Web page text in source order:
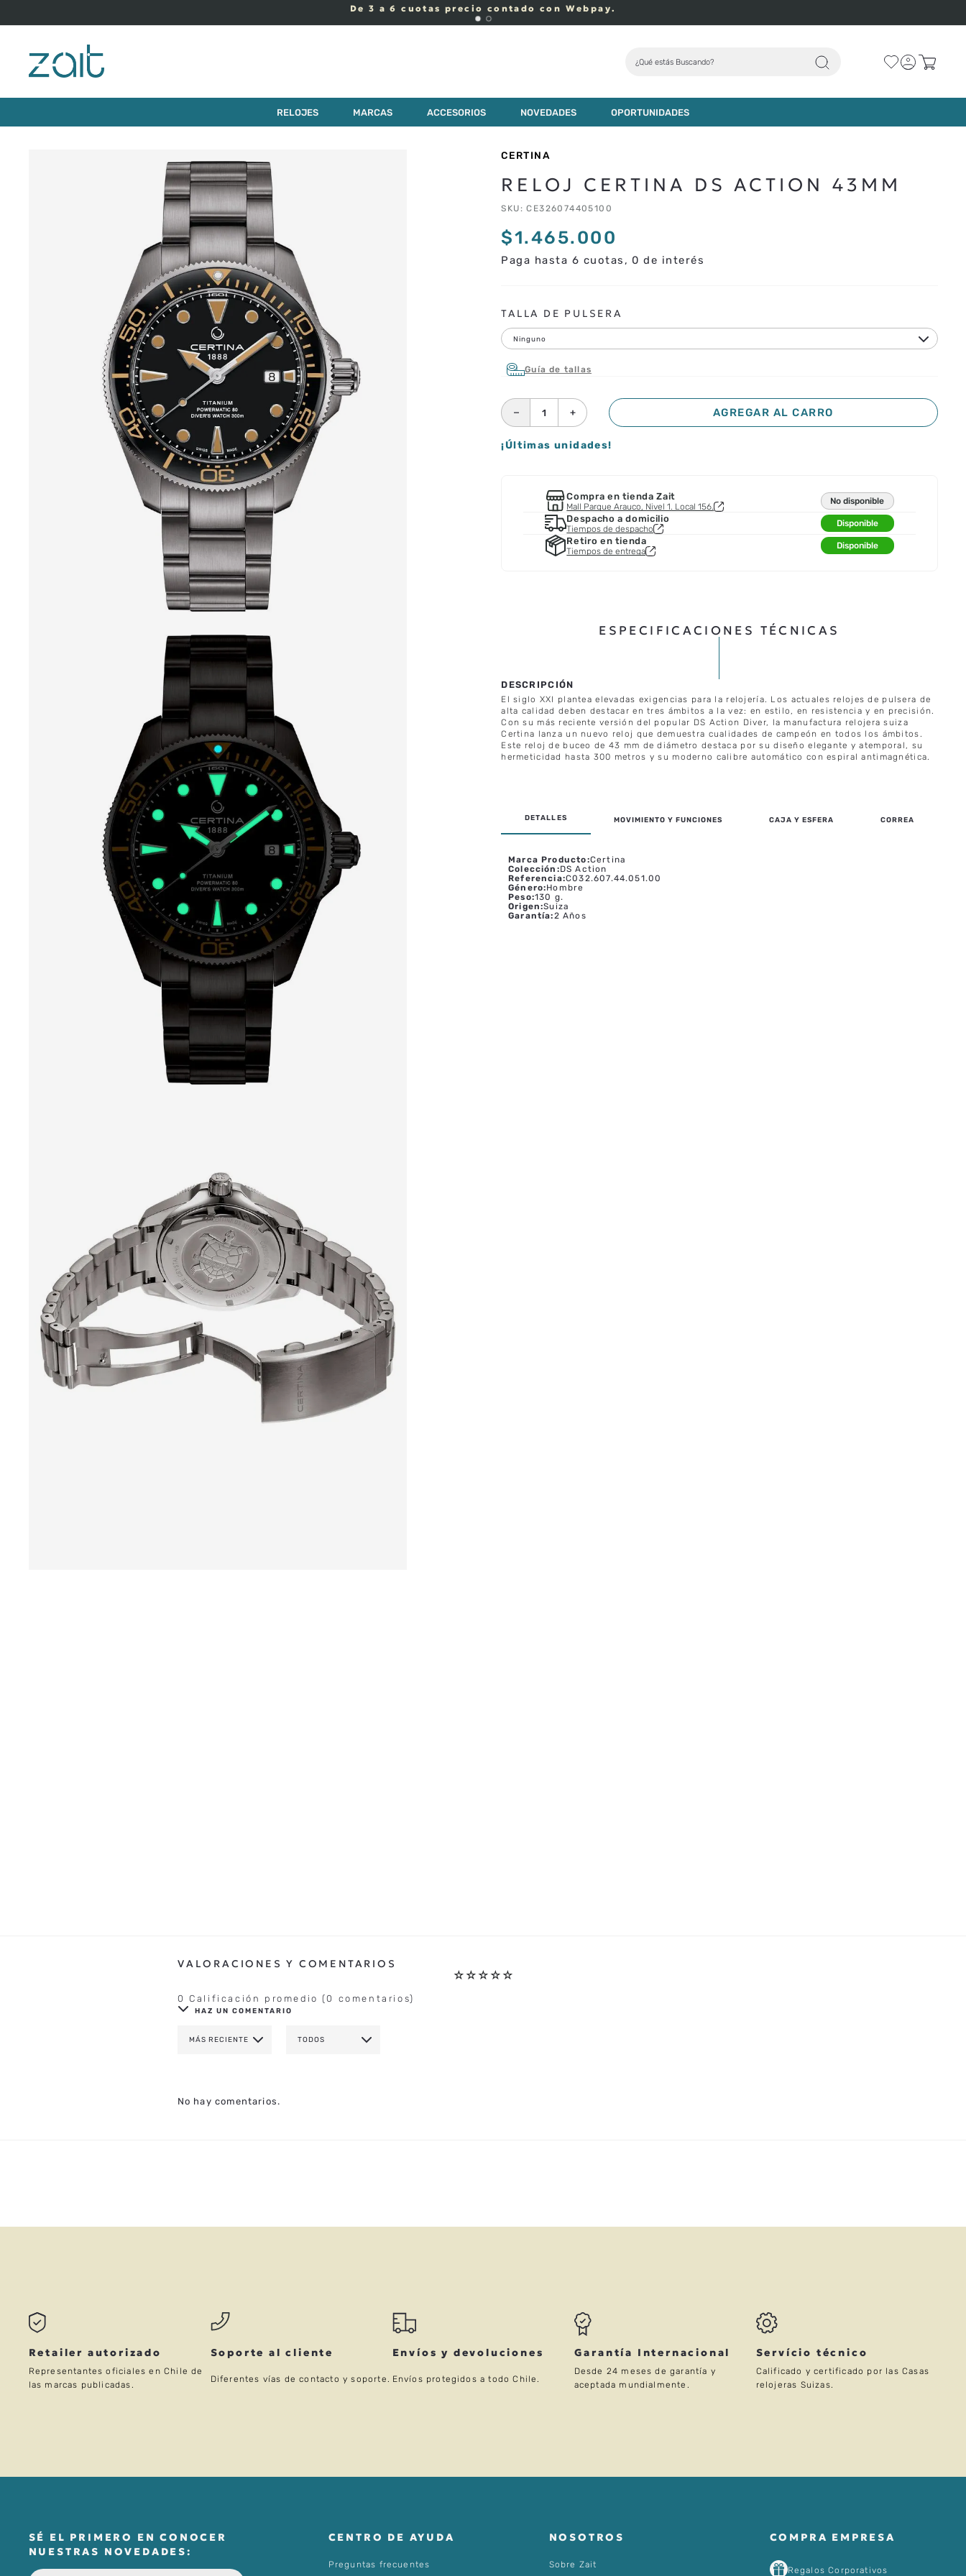
De 3 a 6 cuotas precio contado con Webpay.
¿Qué estás Buscando?
RELOJES MARCAS ACCESORIOS NOVEDADES OPORTUNIDADES
RELOJ CERTINA DS ACTION 43MM AGREGAR AL CARRO
CERTINA
RELOJ CERTINA DS ACTION 43MM
SKU :CE326074405100
$1.465.000
Paga hasta 6 cuotas, 0 de interés
TALLA DE PULSERA
Ninguno
Guía de tallas
＋
－ AGREGAR AL CARRO
¡Últimas unidades!
Compra en tienda Zait
Mall Parque Arauco, Nivel 1. Local 156.
No disponible
Despacho a domicilio
Tiempos de despacho
Disponible
Retiro en tienda
Tiempos de entrega
Disponible
ESPECIFICACIONES TÉCNICAS
El siglo XXI plantea elevadas exigencias para la relojería. Los actuales relojes de pulsera de
alta calidad deben destacar en tres ámbitos a la vez: en estilo, en resistencia y en precisión.
Con su más reciente versión del popular DS Action Diver, la manufactura relojera suiza
Certina lanza un nuevo reloj que demuestra cualidades de campeón en todos los ámbitos.
Este reloj de buceo de 43 mm de diámetro destaca por su diseño elegante y atemporal, su
hermeticidad hasta 300 metros y su moderno calibre automático con espiral antimagnética.
MOVIMIENTO Y FUNCIONES CAJA Y ESFERA CORREA
Marca Producto:Certina
Colección :DS Action
Referencia:C032.607.44.051.00
Género:Hombre
Peso:130 g.
Origen:Suiza
Garantía:2 Años
☆ ☆ ☆ ☆ ☆
0 Calificación promedio (0 comentarios)
HAZ UN COMENTARIO
TÍTULO
DIRECCIÓN DE EMAIL
MÁS RECIENTE TODOS
No hay comentarios.
Retailer autorizado
Representantes oficiales en Chile de
las marcas publicadas.
Soporte al cliente
Diferentes vías de contacto y soporte.
Envíos y devoluciones
Envíos protegidos a todo Chile.
Garantía Internacional
Desde 24 meses de garantía y
aceptada mundialmente.
Servício técnico
Calificado y certificado por las Casas
relojeras Suizas.
SÉ EL PRIMERO EN CONOCER
NUESTRAS NOVEDADES:
CENTRO DE AYUDA
Preguntas frecuentes
NOSOTROS
Sobre Zait
COMPRA EMPRESA
Regalos Corporativos